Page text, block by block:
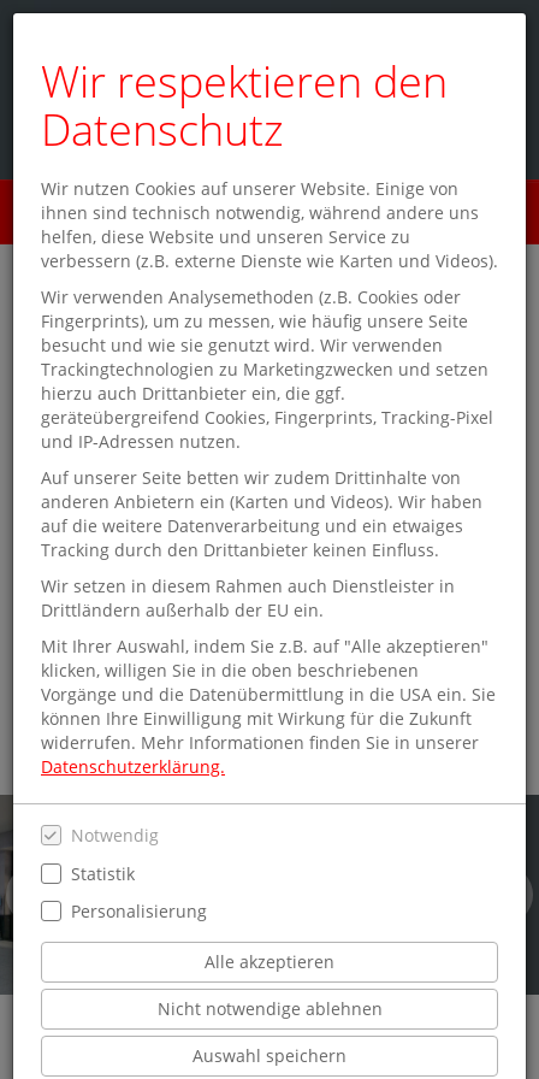
Wir respektieren den
Datenschutz
Wir nutzen Cookies auf unserer Website. Einige von
ihnen sind technisch notwendig, während andere uns
helfen, diese Website und unseren Service zu
verbessern (z.B. externe Dienste wie Karten und Videos).
Wir verwenden Analysemethoden (z.B. Cookies oder
Fingerprints), um zu messen, wie häufig unsere Seite
besucht und wie sie genutzt wird. Wir verwenden
Trackingtechnologien zu Marketingzwecken und setzen
hierzu auch Drittanbieter ein, die ggf.
geräteübergreifend Cookies, Fingerprints, Tracking-Pixel
und IP-Adressen nutzen.
Auf unserer Seite betten wir zudem Drittinhalte von
anderen Anbietern ein (Karten und Videos). Wir haben
auf die weitere Datenverarbeitung und ein etwaiges
Tracking durch den Drittanbieter keinen Einfluss.
Wir setzen in diesem Rahmen auch Dienstleister in
Drittländern außerhalb der EU ein.
Mit Ihrer Auswahl, indem Sie z.B. auf "Alle akzeptieren"
klicken, willigen Sie in die oben beschriebenen
Vorgänge und die Datenübermittlung in die USA ein. Sie
können Ihre Einwilligung mit Wirkung für die Zukunft
widerrufen. Mehr Informationen finden Sie in unserer
Datenschutzerklärung.
Notwendig
Statistik
Personalisierung
Alle akzeptieren
Nicht notwendige ablehnen
Auswahl speichern
Menü
Lesekultur in der fränkischen
Großstadt
ImHauptbahnhof NürnbergbietetSchmitt & Hahn in der
Mittelhalledie ganze Woche ein vielfältiges Sortiment rund
ums Lesen. Selbstverständlich gibt es in der zweitgrößten
Stadt Bayerns mit ihrer mittelalterlichen Altstadt und der
Kaiserburg immer viel zu entdecken. Ob bei einem
winterlichen Besuch des berühmten Christkindelsmarkt, bei
einer Tour durch die sehenswerten Museen oder bei einer
Kostprobe der in alle Welt exportierten Leckereien
Nürnberger Lebkuchen oder Nürnberger Bratwürste.
Ob Sie Gast in Nürnberg oder Einwohner der charmanten
Stadt sind - einen Abstecher zur Schmitt & Hahn
Buchhandlung Nürnberg im Hauptbahnhof sollten Sie auf
jeden Fall unternehmen und die große Auswahl an Presse
und Büchern entdecken.